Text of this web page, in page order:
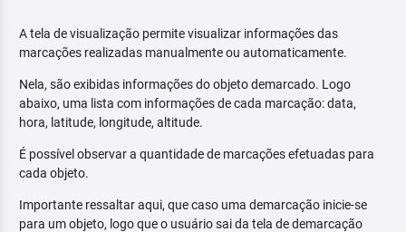
A tela de visualização permite visualizar informações das
marcações realizadas manualmente ou automaticamente.
Nela, são exibidas informações do objeto demarcado. Logo
abaixo, uma lista com informações de cada marcação: data,
hora, latitude, longitude, altitude.
É possível observar a quantidade de marcações efetuadas para
cada objeto.
Importante ressaltar aqui, que caso uma demarcação inicie-se
para um objeto, logo que o usuário sai da tela de demarcação